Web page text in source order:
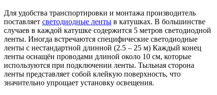
Для удобства транспортировки и монтажа производитель
поставляет светодиодные ленты в катушках. В большинстве
случаев в каждой катушке содержится 5 метров светодиодной
ленты. Иногда встречаются специфические светодиодные
ленты с нестандартной длинной (2.5 – 25 м) Каждый конец
ленты оснащён проводами длиной около 10 см, которые
используются при подключении ленты. Тыльная сторона
ленты представляет собой клейкую поверхность, что
значительно упрощает установку освещения.